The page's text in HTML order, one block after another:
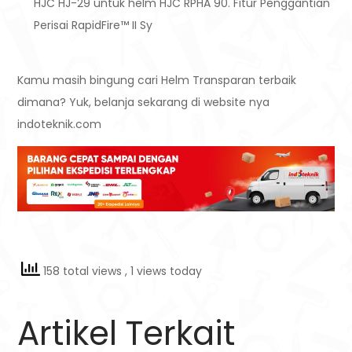
Perisai RapidFire™ II Sy
Kamu masih bingung cari Helm Transparan terbaik
dimana? Yuk, belanja sekarang di website nya
indoteknik.com
158 total views, 1 views today
Artikel Terkait